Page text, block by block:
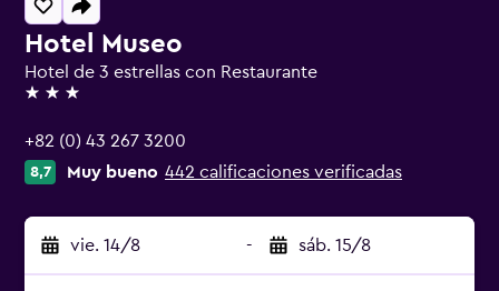
Hotel Museo
Hotel de 3 estrellas con Restaurante
3 estrellas
+82 (0) 43 267 3200
8,7 Muy bueno 442 calificaciones verificadas
vie. 14/8 - sáb. 15/8